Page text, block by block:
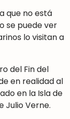
que no está
se puede ver
lo visitan a
del Fin del
en realidad al
en la Isla de
Julio Verne.